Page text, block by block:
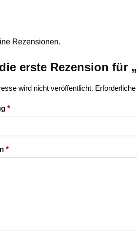
Rezensionen.
erste Rezension für
wird nicht veröffentlicht.
*
*